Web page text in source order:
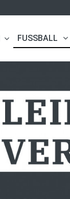
FUSSBALL